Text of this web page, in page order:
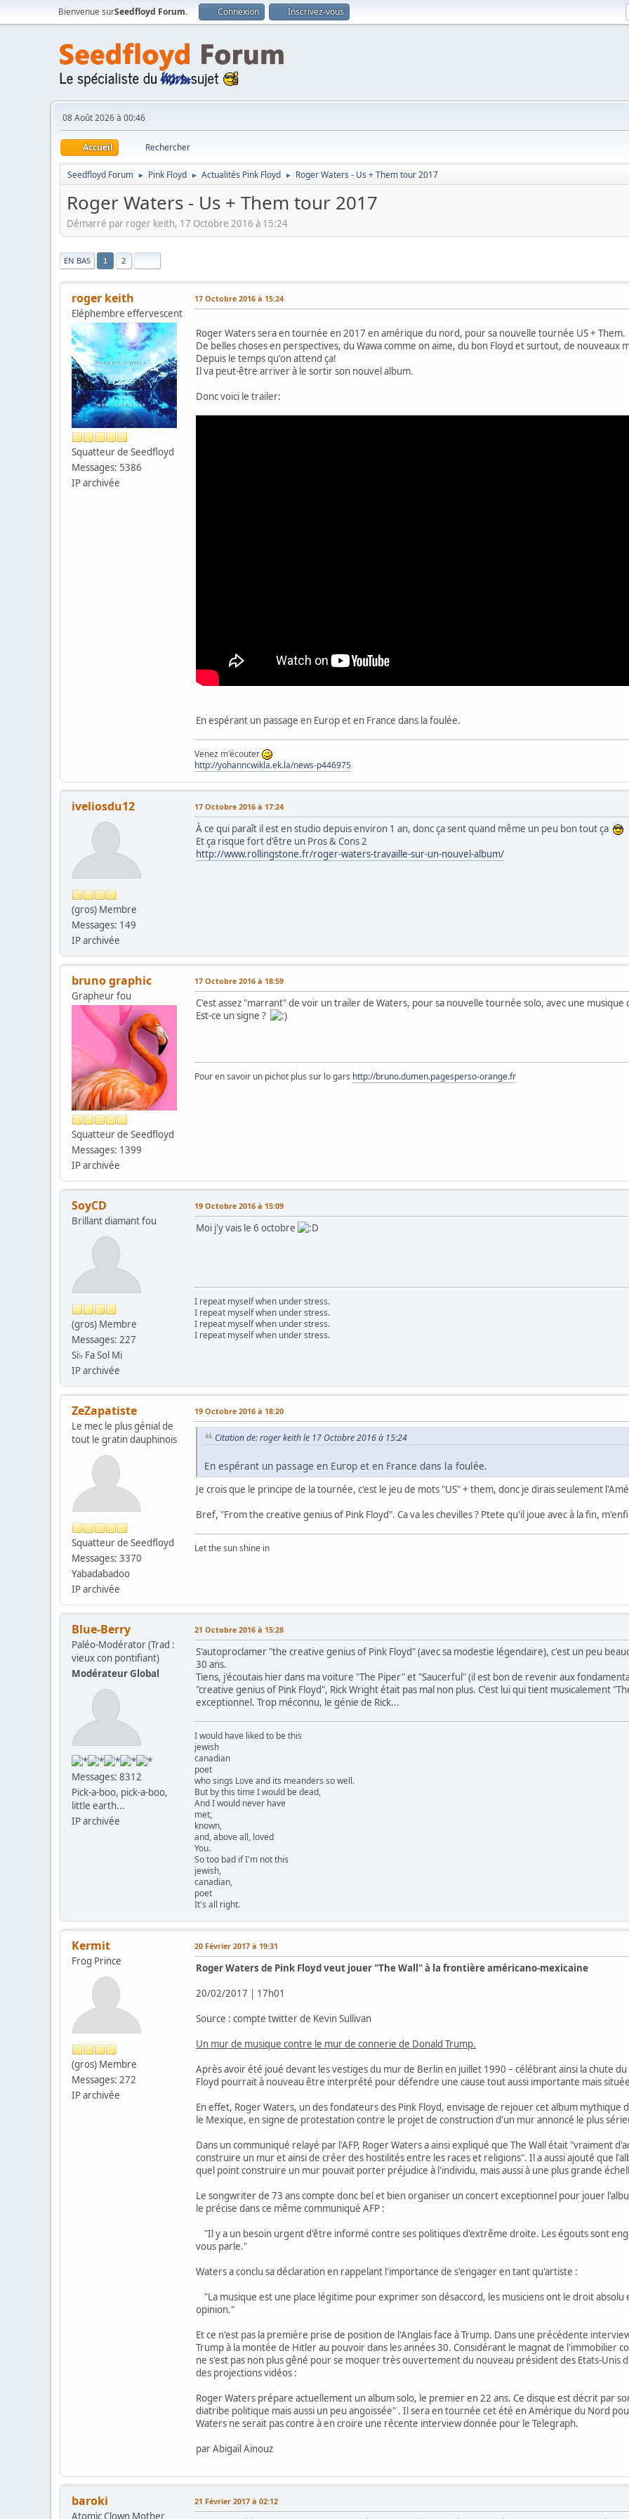
Bienvenue surSeedfloyd Forum. Connexion Inscrivez-vous
08 Août 2026 à 00:46
Accueil Rechercher
Seedfloyd Forum ► Pink Floyd ► Actualités Pink Floyd ► Roger Waters - Us + Them tour 2017
Roger Waters - Us + Them tour 2017
Démarré par roger keith, 17 Octobre 2016 à 15:24
|
EN BAS 1 2
roger keith
Eléphembre effervescent
Squatteur de Seedfloyd
Messages: 5386
IP archivée
17 Octobre 2016 à 15:24
Roger Waters sera en tournée en 2017 en amérique du nord, pour sa nouvelle tournée US + Them.
De belles choses en perspectives, du Wawa comme on aime, du bon Floyd et surtout, de nouveaux
Depuis le temps qu'on attend ça!
Il va peut-être arriver à le sortir son nouvel album.
Donc voici le trailer:
En espérant un passage en Europ et en France dans la foulée.
Venez m'écouter
http://yohanncwikla.ek.la/news-p446975
iveliosdu12
(gros) Membre
Messages: 149
IP archivée
17 Octobre 2016 à 17:24
À ce qui paraît il est en studio depuis environ 1 an, donc ça sent quand même un peu bon tout ça
Et ça risque fort d'être un Pros & Cons 2
http://www.rollingstone.fr/roger-waters-travaille-sur-un-nouvel-album/
bruno graphic
Grapheur fou
Squatteur de Seedfloyd
Messages: 1399
IP archivée
17 Octobre 2016 à 18:59
C'est assez "marrant" de voir un trailer de Waters, pour sa nouvelle tournée solo, avec une musique
Est-ce un signe ?
Pour en savoir un pichot plus sur lo gars http://bruno.dumen.pagesperso-orange.fr
SoyCD
Brillant diamant fou
(gros) Membre
Messages: 227
Si♭ Fa Sol Mi
IP archivée
19 Octobre 2016 à 15:09
Moi j'y vais le 6 octobre
I repeat myself when under stress.
I repeat myself when under stress.
I repeat myself when under stress.
I repeat myself when under stress.
ZeZapatiste
Le mec le plus génial de
tout le gratin dauphinois
Squatteur de Seedfloyd
Messages: 3370
Yabadabadoo
IP archivée
19 Octobre 2016 à 18:20
Citation de: roger keith le 17 Octobre 2016 à 15:24
En espérant un passage en Europ et en France dans la foulée.
Je crois que le principe de la tournée, c'est le jeu de mots "US" + them, donc je dirais seulement
Bref, "From the creative genius of Pink Floyd". Ca va les chevilles ? Ptete qu'il joue avec à la fin,
Let the sun shine in
Blue-Berry
Paléo-Modérator (Trad :
vieux con pontifiant)
Modérateur Global
Messages: 8312
Pick-a-boo, pick-a-boo,
little earth...
IP archivée
21 Octobre 2016 à 15:28
S'autoproclamer "the creative genius of Pink Floyd" (avec sa modestie légendaire), c'est un peu
30 ans.
Tiens, j'écoutais hier dans ma voiture "The Piper" et "Saucerful" (il est bon de revenir aux
"creative genius of Pink Floyd", Rick Wright était pas mal non plus. C'est lui qui tient musicalement
exceptionnel. Trop méconnu, le génie de Rick...
I would have liked to be this
jewish
canadian
poet
who sings Love and its meanders so well.
But by this time I would be dead,
And I would never have
met,
known,
and, above all, loved
You.
So too bad if I'm not this
jewish,
canadian,
poet
It's all right.
Kermit
Frog Prince
(gros) Membre
Messages: 272
IP archivée
20 Février 2017 à 19:31
Roger Waters de Pink Floyd veut jouer "The Wall" à la frontière américano-mexicaine
20/02/2017 | 17h01
Source : compte twitter de Kevin Sullivan
Un mur de musique contre le mur de connerie de Donald Trump.
Après avoir été joué devant les vestiges du mur de Berlin en juillet 1990 – célébrant ainsi la chute
Floyd pourrait à nouveau être interprété pour défendre une cause tout aussi importante mais
En effet, Roger Waters, un des fondateurs des Pink Floyd, envisage de rejouer cet album mythique
le Mexique, en signe de protestation contre le projet de construction d'un mur annoncé le plus
Dans un communiqué relayé par l'AFP, Roger Waters a ainsi expliqué que The Wall était "vraiment
construire un mur et ainsi de créer des hostilités entre les races et religions". Il a aussi ajouté que
quel point construire un mur pouvait porter préjudice à l'individu, mais aussi à une plus grande
Le songwriter de 73 ans compte donc bel et bien organiser un concert exceptionnel pour jouer
le précise dans ce même communiqué AFP :
"Il y a un besoin urgent d'être informé contre ses politiques d'extrême droite. Les égouts sont
vous parle."
Waters a conclu sa déclaration en rappelant l'importance de s'engager en tant qu'artiste :
"La musique est une place légitime pour exprimer son désaccord, les musiciens ont le droit
opinion."
Et ce n'est pas la première prise de position de l'Anglais face à Trump. Dans une précédente
Trump à la montée de Hitler au pouvoir dans les années 30. Considérant le magnat de l'immobilier
ne s'est pas non plus gêné pour se moquer très ouvertement du nouveau président des Etats-Unis
des projections vidéos :
Roger Waters prépare actuellement un album solo, le premier en 22 ans. Ce disque est décrit par
diatribe politique mais aussi un peu angoissée" . Il sera en tournée cet été en Amérique du Nord
Waters ne serait pas contre à en croire une récente interview donnée pour le Telegraph.
par Abigaïl Aïnouz
baroki
Atomic Clown Mother
21 Février 2017 à 02:12